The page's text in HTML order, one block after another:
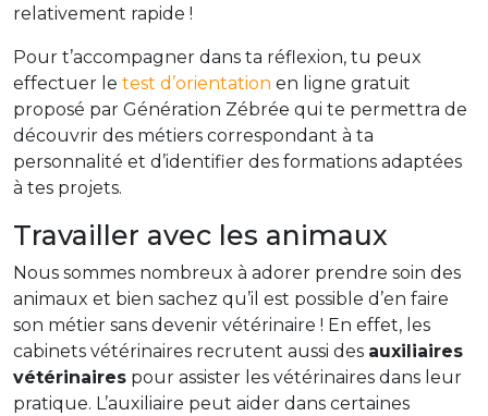
relativement rapide !
Pour t’accompagner dans ta réflexion, tu peux
effectuer le test d’orientation en ligne gratuit
proposé par Génération Zébrée qui te permettra de
découvrir des métiers correspondant à ta
personnalité et d’identifier des formations adaptées
à tes projets.
Travailler avec les animaux
Nous sommes nombreux à adorer prendre soin des
animaux et bien sachez qu’il est possible d’en faire
son métier sans devenir vétérinaire ! En effet, les
cabinets vétérinaires recrutent aussi des auxiliaires
vétérinaires pour assister les vétérinaires dans leur
pratique. L’auxiliaire peut aider dans certaines